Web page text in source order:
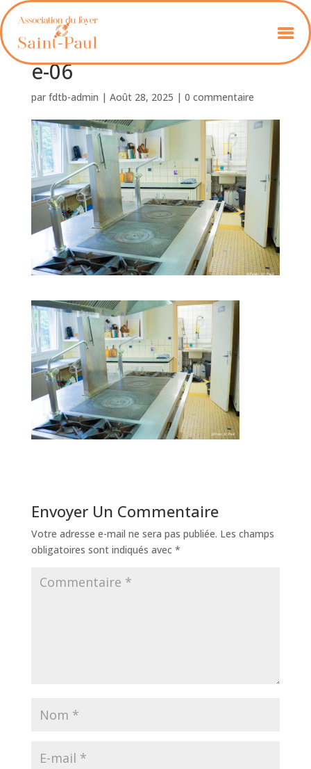
Foyer_St_Paul_avec_scén
e-06
par fdtb-admin | Août 28, 2025 | 0 commentaire
Envoyer Un Commentaire
Votre adresse e-mail ne sera pas publiée. Les champs
obligatoires sont indiqués avec *